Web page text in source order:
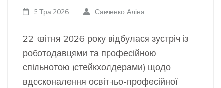
5 Тра,2026 Савченко Аліна
22 квітня 2026 року відбулася зустріч із
роботодавцями та професійною
спільнотою (стейкхолдерами) щодо
вдосконалення освітньо-професійної